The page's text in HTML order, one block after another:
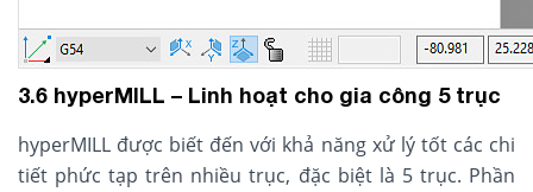
3.6 hyperMILL – Linh hoạt cho gia công 5 trục
hyperMILL được biết đến với khả năng xử lý tốt các chi
tiết phức tạp trên nhiều trục, đặc biệt là 5 trục. Phần